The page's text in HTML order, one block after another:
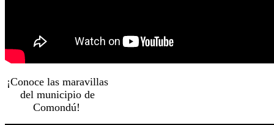
¡Conoce las maravillas
del municipio de
Comondú!